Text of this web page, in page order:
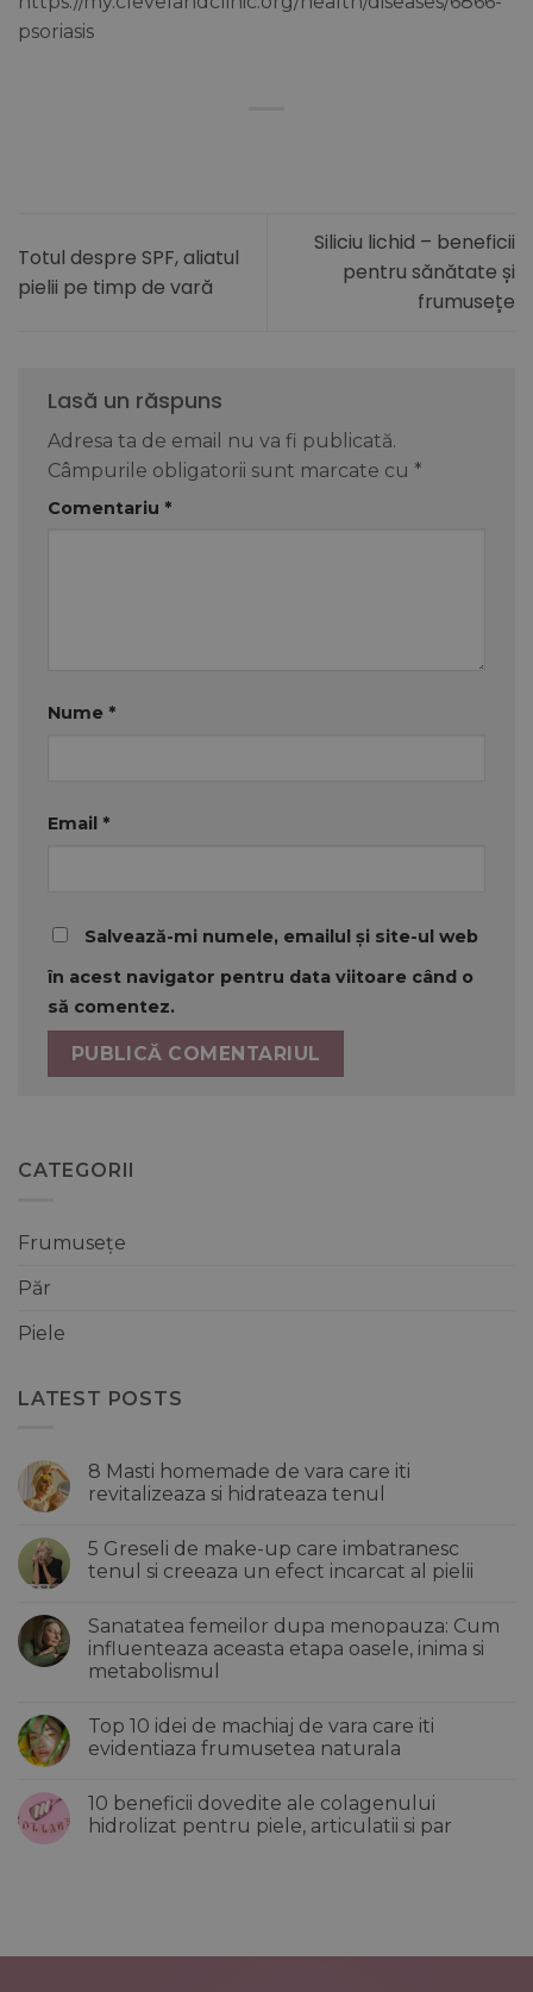
psoriasis
Totul despre SPF, aliatul
pielii pe timp de vară
Siliciu lichid – beneficii
pentru sănătate și
frumusețe
Lasă un răspuns
Adresa ta de email nu va fi publicată.
Câmpurile obligatorii sunt marcate cu *
Comentariu *
Nume *
Email *
Salvează-mi numele, emailul și site-ul web
în acest navigator pentru data viitoare când o
să comentez.
CATEGORII
Frumusețe
Păr
Piele
LATEST POSTS
8 Masti homemade de vara care iti
revitalizeaza si hidrateaza tenul
la
8
Masti
vara
care
iti
revitalizeaza
tenul
5 Greseli de make-up care imbatranesc
tenul si creeaza un efect incarcat al pielii
la
5
Greseli
de
care
imbatranesc
tenul
un
efect
incarcat
Sanatatea femeilor dupa menopauza: Cum
influenteaza aceasta etapa oasele, inima si
metabolismul
Sanatatea
femeilor
Cum
influenteaza
aceasta
Top 10 idei de machiaj de vara care iti
evidentiaza frumusetea naturala
la
Top
10
evidentiaza
10 beneficii dovedite ale colagenului
hidrolizat pentru piele, articulatii si par
colagenului